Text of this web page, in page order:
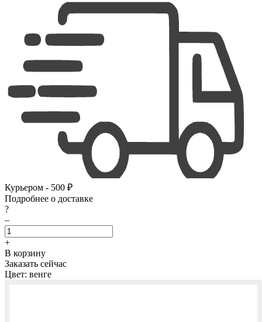
Курьером - 500 ₽
Подробнее о доставке
?
–
+
В корзину
Заказать сейчас
Цвет: венге